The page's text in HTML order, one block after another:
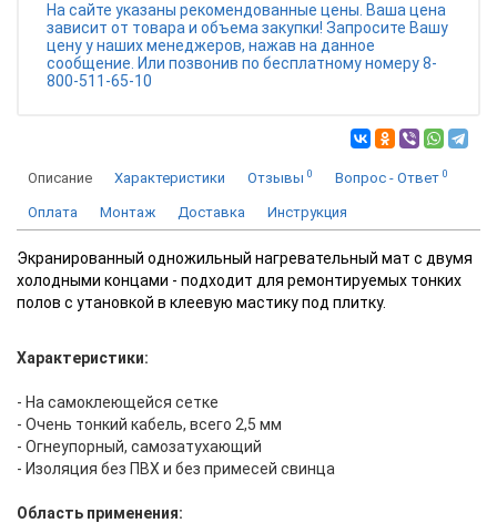
На сайте указаны рекомендованные цены. Ваша цена
зависит от товара и объема закупки! Запросите Вашу
цену у наших менеджеров, нажав на данное
сообщение. Или позвонив по бесплатному номеру 8-
800-511-65-10
Описание Характеристики Отзывы 0 Вопрос - Ответ 0
Оплата Монтаж Доставка Инструкция
Экранированный одножильный нагревательный мат с двумя
холодными концами - подходит для ремонтируемых тонких
полов с утановкой в клеевую мастику под плитку.
Характеристики:
- На самоклеющейся сетке
- Очень тонкий кабель, всего 2,5 мм
- Огнеупорный, самозатухающий
- Изоляция без ПВХ и без примесей свинца
Область применения: